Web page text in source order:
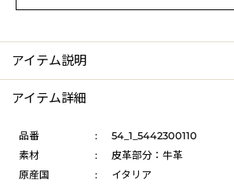
アイテム説明
アイテム詳細
品番 :
54_1_5442300110
素材
:
皮革部分：牛革
原産国
:
イタリア